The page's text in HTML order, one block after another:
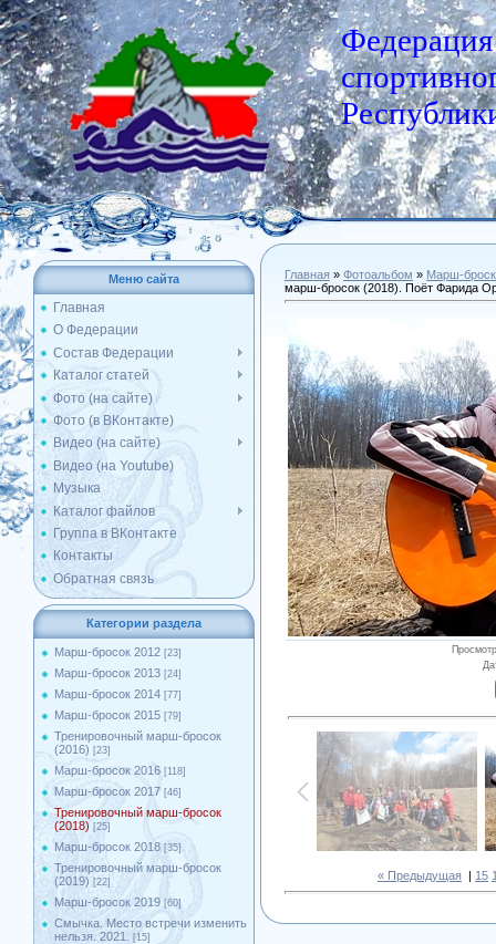
Федерация
Меню сайта
Главная
О Федерации
Состав Федерации
Каталог статей
Фото (на сайте)
Фото (в ВКонтакте)
Видео (на сайте)
Видео (на Youtube)
Музыка
Каталог файлов
Группа в ВКонтакте
Контакты
Обратная связь
Категории раздела
Марш-бросок 2012 [23]
Марш-бросок 2013 [24]
Марш-бросок 2014 [77]
Марш-бросок 2015 [79]
Тренировочный марш-бросок
(2016) [23]
Марш-бросок 2016 [118]
Марш-бросок 2017 [46]
Тренировочный марш-бросок
(2018) [25]
Марш-бросок 2018 [35]
Тренировочный марш-бросок
(2019) [22]
Марш-бросок 2019 [60]
Смычка. Место встречи изменить
нельзя. 2021.
[15]
Главная » Фотоальбом » Марш-
марш-бросок (2018). Поёт Фарида
« Предыдущая | 15